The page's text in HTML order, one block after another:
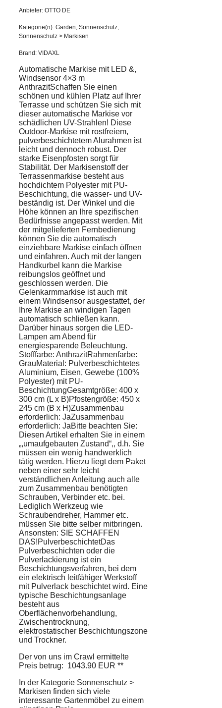
Anbieter: OTTO DE
Kategorie(n): Garden, Sonnenschutz,
Sonnenschutz > Markisen
Brand: VIDAXL
Automatische Markise mit LED &,
Windsensor 4×3 m
AnthrazitSchaffen Sie einen
schönen und kühlen Platz auf Ihrer
Terrasse und schützen Sie sich mit
dieser automatische Markise vor
schädlichen UV-Strahlen! Diese
Outdoor-Markise mit rostfreiem,
pulverbeschichtetem Alurahmen ist
leicht und dennoch robust. Der
starke Eisenpfosten sorgt für
Stabilität. Der Markisenstoff der
Terrassenmarkise besteht aus
hochdichtem Polyester mit PU-
Beschichtung, die wasser- und UV-
beständig ist. Der Winkel und die
Höhe können an Ihre spezifischen
Bedürfnisse angepasst werden. Mit
der mitgelieferten Fernbedienung
können Sie die automatisch
einziehbare Markise einfach öffnen
und einfahren. Auch mit der langen
Handkurbel kann die Markise
reibungslos geöffnet und
geschlossen werden. Die
Gelenkarmmarkise ist auch mit
einem Windsensor ausgestattet, der
Ihre Markise an windigen Tagen
automatisch schließen kann.
Darüber hinaus sorgen die LED-
Lampen am Abend für
energiesparende Beleuchtung.
Stofffarbe: AnthrazitRahmenfarbe:
GrauMaterial: Pulverbeschichtetes
Aluminium, Eisen, Gewebe (100%
Polyester) mit PU-
BeschichtungGesamtgröße: 400 x
300 cm (L x B)Pfostengröße: 450 x
245 cm (B x H)Zusammenbau
erforderlich: JaZusammenbau
erforderlich: JaBitte beachten Sie:
Diesen Artikel erhalten Sie in einem
„,umaufgebauten Zustand“,, d.h. Sie
müssen ein wenig handwerklich
tätig werden. Hierzu liegt dem Paket
neben einer sehr leicht
verständlichen Anleitung auch alle
zum Zusammenbau benötigten
Schrauben, Verbinder etc. bei.
Lediglich Werkzeug wie
Schraubendreher, Hammer etc.
müssen Sie bitte selber mitbringen.
Ansonsten: SIE SCHAFFEN
DAS!PulverbeschichtetDas
Pulverbeschichten oder die
Pulverlackierung ist ein
Beschichtungsverfahren, bei dem
ein elektrisch leitfähiger Werkstoff
mit Pulverlack beschichtet wird. Eine
typische Beschichtungsanlage
besteht aus
Oberflächenvorbehandlung,
Zwischentrocknung,
elektrostatischer Beschichtungszone
und Trockner.
Der von uns im Crawl ermittelte
Preis betrug: 1043.90 EUR **
In der Kategorie Sonnenschutz >
Markisen finden sich viele
interessante Gartenmöbel zu einem